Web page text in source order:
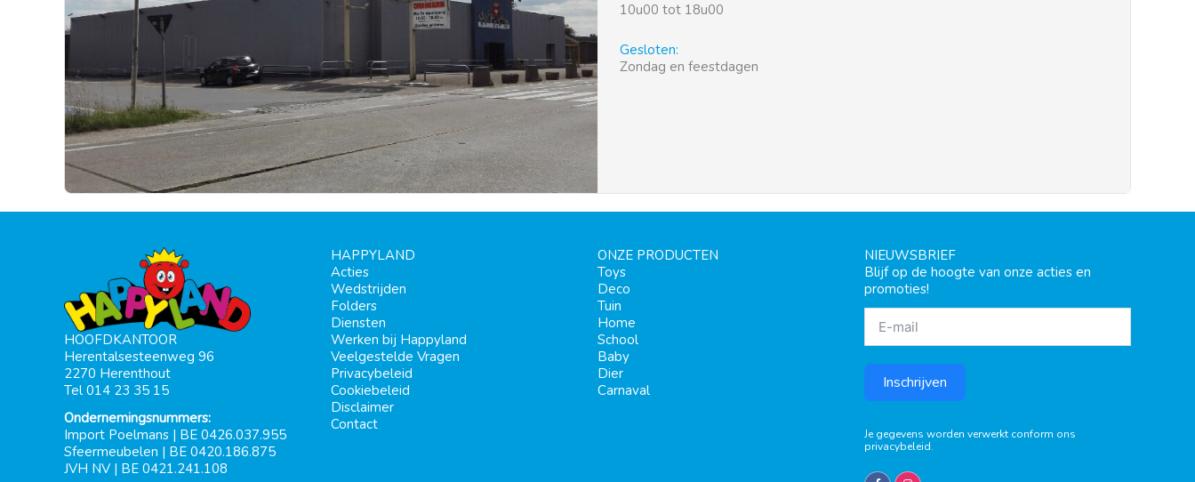
10u00 tot 18u00
Gesloten:
Zondag en feestdagen
HOOFDKANTOOR
Herentalsesteenweg 96
2270 Herenthout
Tel 014 23 35 15
Ondernemingsnummers:
Import Poelmans | BE 0426.037.955
Sfeermeubelen | BE 0420.186.875
JVH NV | BE 0421.241.108
HAPPYLAND
Acties
Wedstrijden
Folders
Diensten
Werken bij Happyland
Veelgestelde Vragen
Privacybeleid
Cookiebeleid
Disclaimer
Contact
ONZE PRODUCTEN
Toys
Deco
Tuin
Home
School
Baby
Dier
Carnaval
NIEUWSBRIEF
Blijf op de hoogte van onze acties en
promoties!
Inschrijven
Je gegevens worden verwerkt conform ons
privacybeleid.